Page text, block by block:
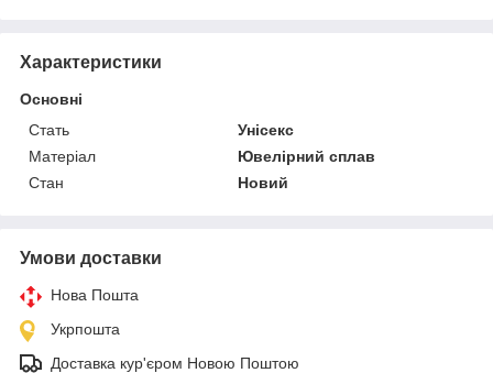
Характеристики
Основні
Стать
Унісекс
Матеріал
Ювелірний сплав
Стан
Новий
Умови доставки
Нова Пошта
Укрпошта
Доставка кур'єром Новою Поштою